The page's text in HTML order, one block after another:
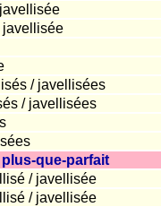
javellisée
/ javellisées
/ javellisées
plus-que-parfait
/ javellisée
/ javellisée